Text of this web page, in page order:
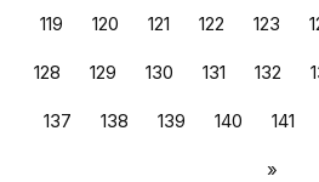
119 120 121 122 123
128 129 130 131 132
137 138 139 140 141
»